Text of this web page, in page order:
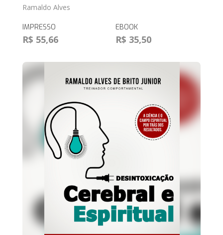
Ramaldo Alves
IMPRESSO
R$ 55,66
EBOOK
R$ 35,50